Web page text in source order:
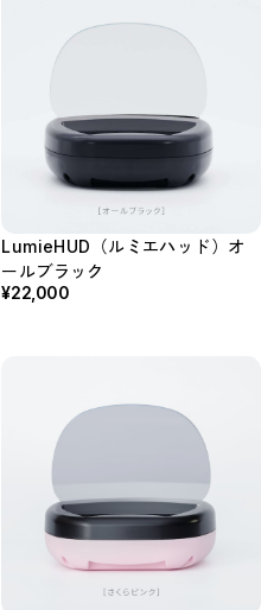
LumieHUD（ルミエハッド）オ
ールブラック
¥22,000